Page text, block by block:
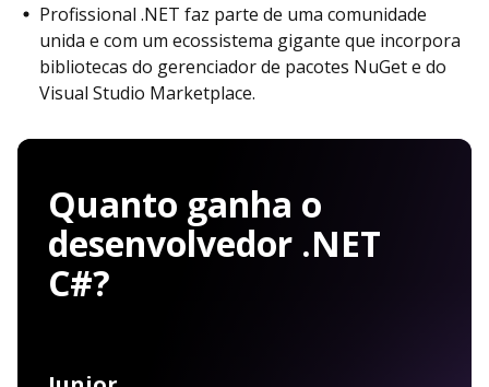
Profissional .NET faz parte de uma comunidade
unida e com um ecossistema gigante que incorpora
bibliotecas do gerenciador de pacotes NuGet e do
Visual Studio Marketplace.
Quanto ganha o
desenvolvedor .NET
C#?